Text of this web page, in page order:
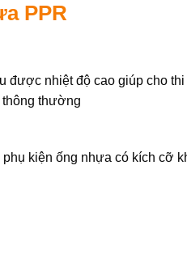
PPR
được nhiệt độ cao giúp cho thi
thường
kiện ống nhựa có kích cỡ